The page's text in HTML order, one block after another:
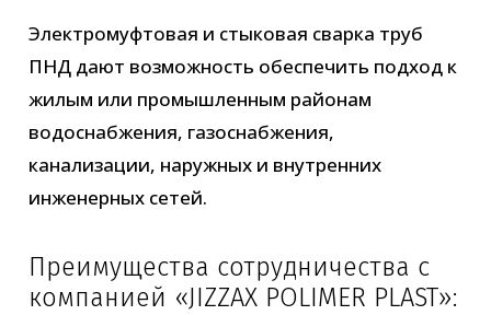
Электромуфтовая и стыковая сварка труб
ПНД дают возможность обеспечить подход к
жилым или промышленным районам
водоснабжения, газоснабжения,
канализации, наружных и внутренних
инженерных сетей.
Преимущества сотрудничества с
компанией «JIZZAX POLIMER PLAST»: